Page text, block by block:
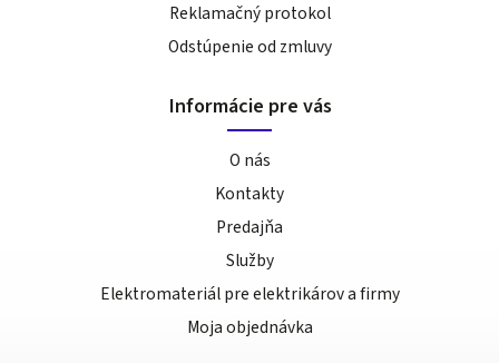
Reklamačný protokol
Odstúpenie od zmluvy
Informácie pre vás
O nás
Kontakty
Predajňa
Služby
Elektromateriál pre elektrikárov a firmy
Moja objednávka